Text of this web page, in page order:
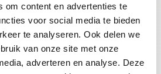
om content en advertenties te
voor social media te bieden
te analyseren. Ook delen we
van onze site met onze
adverteren en analyse. Deze
8-10°C